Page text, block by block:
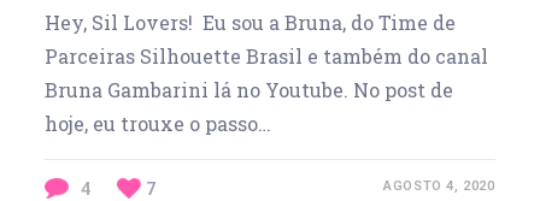
Hey, Sil Lovers! Eu sou a Bruna, do Time de
Parceiras Silhouette Brasil e também do canal
Bruna Gambarini lá no Youtube. No post de
hoje, eu trouxe o passo…
4 7 AGOSTO 4, 2020